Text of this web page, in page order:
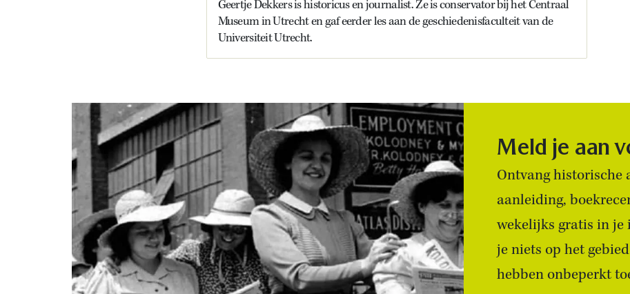
Geertje Dekkers is historicus en journalist. Ze is conservator bij het Centraal
Museum in Utrecht en gaf eerder les aan de geschiedenisfaculteit van de
Universiteit Utrecht.
Meld je aan
Ontvang historische
aanleiding,
wekelijks gratis in je
je niets op het
hebben onbeperkt